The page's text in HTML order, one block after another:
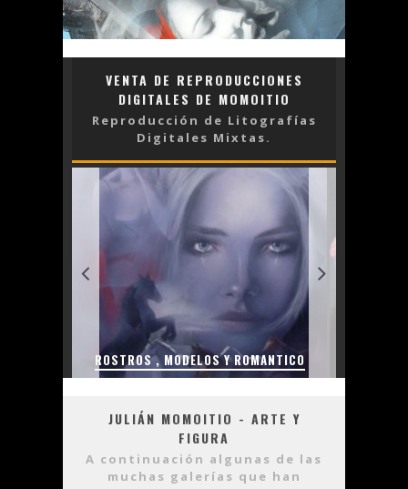
VENTA DE REPRODUCCIONES
DIGITALES DE MOMOITIO
Reproducción de Litografías
Digitales Mixtas.
ROSTROS , MODELOS Y ROMANTICO
JULIÁN MOMOITIO - ARTE Y
FIGURA
A continuación algunas de las
muchas galerías que han